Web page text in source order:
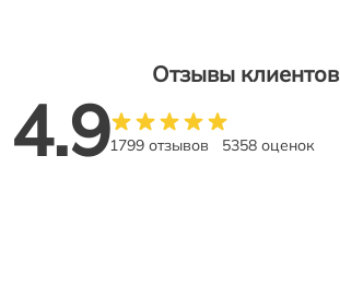
Отзывы клиентов
4.91799 отзывов 5358 оценок